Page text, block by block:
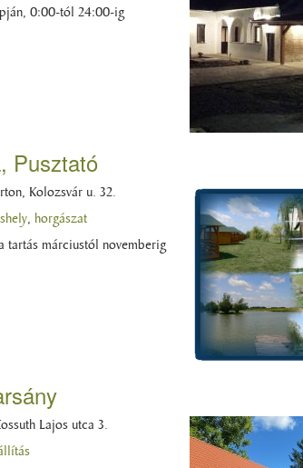
0:00-tól 24:00-ig
Pusztató
Kolozsvár u. 32.
, horgászat
tartás márciustól novemberig
Lajos utca 3.